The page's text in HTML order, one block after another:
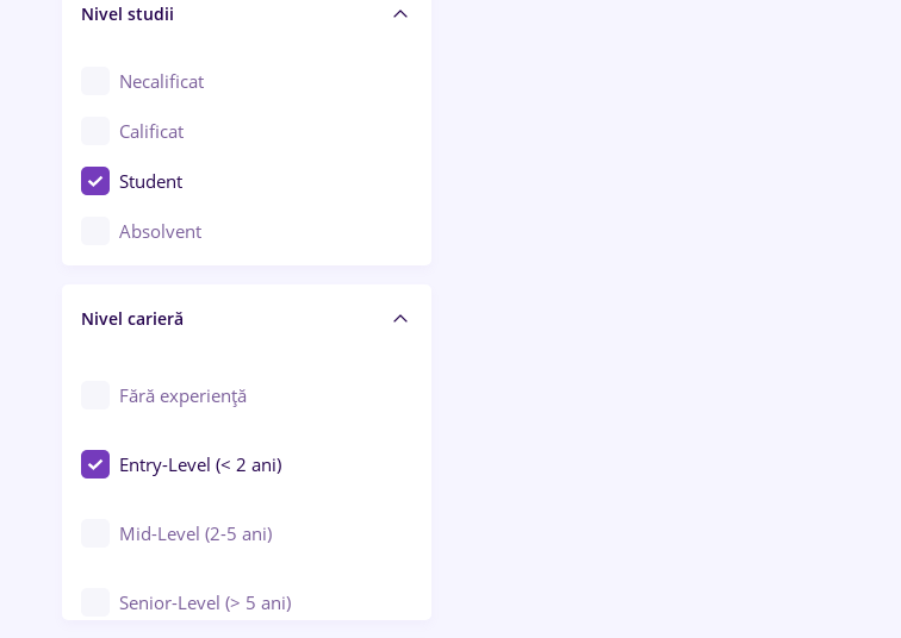
Cercetare - dezvoltare
Chimie / Biochimie
Confecții / Design vestimentar
Construcții / Instalații
Controlul calității
Educație / Training / Arte
Nivel studii
Necalificat
Calificat
Student
Absolvent
Nivel carieră
Fără experiență
Entry-Level (< 2 ani)
Mid-Level (2-5 ani)
Senior-Level (> 5 ani)